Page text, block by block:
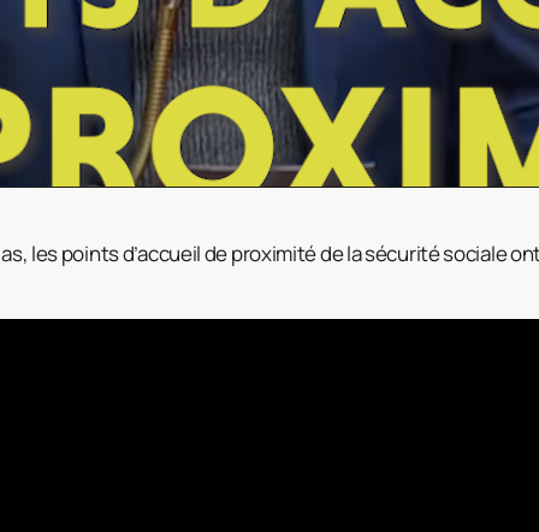
les points d’accueil de proximité de la sécurité sociale